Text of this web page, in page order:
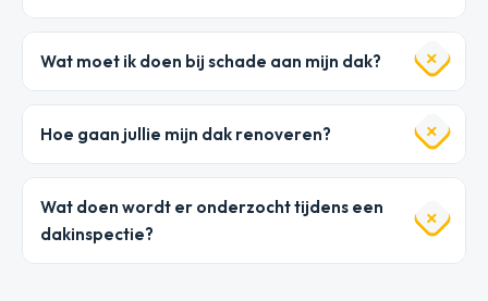
Wat moet ik doen bij schade aan mijn dak?
Hoe gaan jullie mijn dak renoveren?
Wat doen wordt er onderzocht tijdens een
dakinspectie?